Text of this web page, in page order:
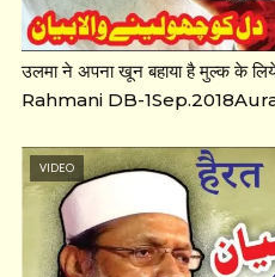
उलमा ने अपना खून बहाया है मुल्क
Rahmani DB-
VIDEO